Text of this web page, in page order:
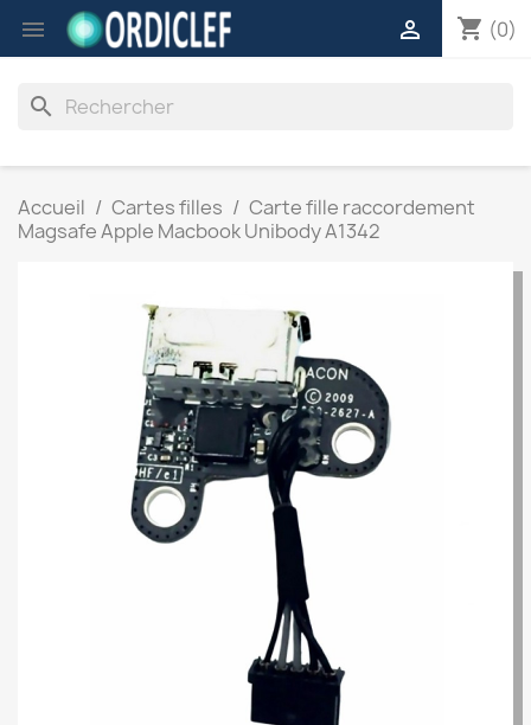
 shopping_cart (0)

search
Accueil Cartes filles
Carte fille raccordement
Magsafe Apple Macbook Unibody A1342